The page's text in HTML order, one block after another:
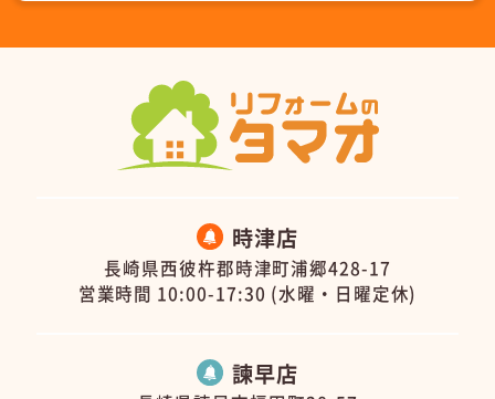
時津店
長崎県西彼杵郡時津町浦郷428-17
営業時間 10:00-17:30 (水曜・日曜定休)
諫早店